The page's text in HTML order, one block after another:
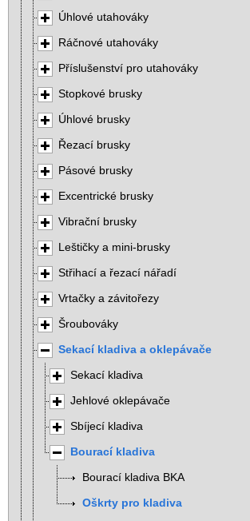
Úhlové utahováky
Ráčnové utahováky
Příslušenství pro utahováky
Stopkové brusky
Úhlové brusky
Řezací brusky
Pásové brusky
Excentrické brusky
Vibrační brusky
Leštičky a mini-brusky
Střihací a řezací nářadí
Vrtačky a závitořezy
Šroubováky
Sekací kladiva a oklepávače
Sekací kladiva
Jehlové oklepávače
Sbíjecí kladiva
Bourací kladiva
Bourací kladiva BKA
Oškrty pro kladiva